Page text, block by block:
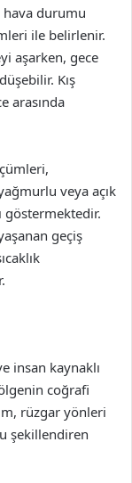
hava durumu
ile belirlenir.
aşarken, gece
Kış
arasında
veya açık
göstermektedir.
geçiş
insan kaynaklı
coğrafi
rüzgar yönleri
şekillendiren